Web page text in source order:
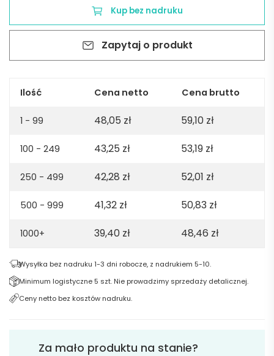
jersey
shirt.
org.
160gsm
White
Kup bez nadruku
Zapytaj o produkt
Ilość Cena netto Cena brutto
1 - 99 48,05 zł 59,10 zł
100 - 249 43,25 zł 53,19 zł
250 - 499 42,28 zł 52,01 zł
500 - 999 41,32 zł 50,83 zł
1000+ 39,40 zł 48,46 zł
Wysyłka bez nadruku 1-3 dni robocze, z nadrukiem 5-10.
Minimum logistyczne 5 szt. Nie prowadzimy sprzedaży detalicznej.
Ceny netto bez kosztów nadruku.
Za mało produktu na stanie?